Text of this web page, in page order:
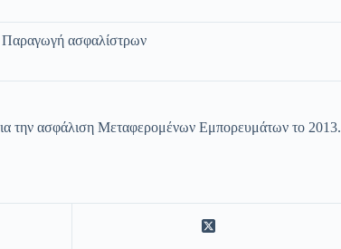
ασφαλίστρων
την ασφάλιση Μεταφερομένων Εμπορευμάτων το 2013.